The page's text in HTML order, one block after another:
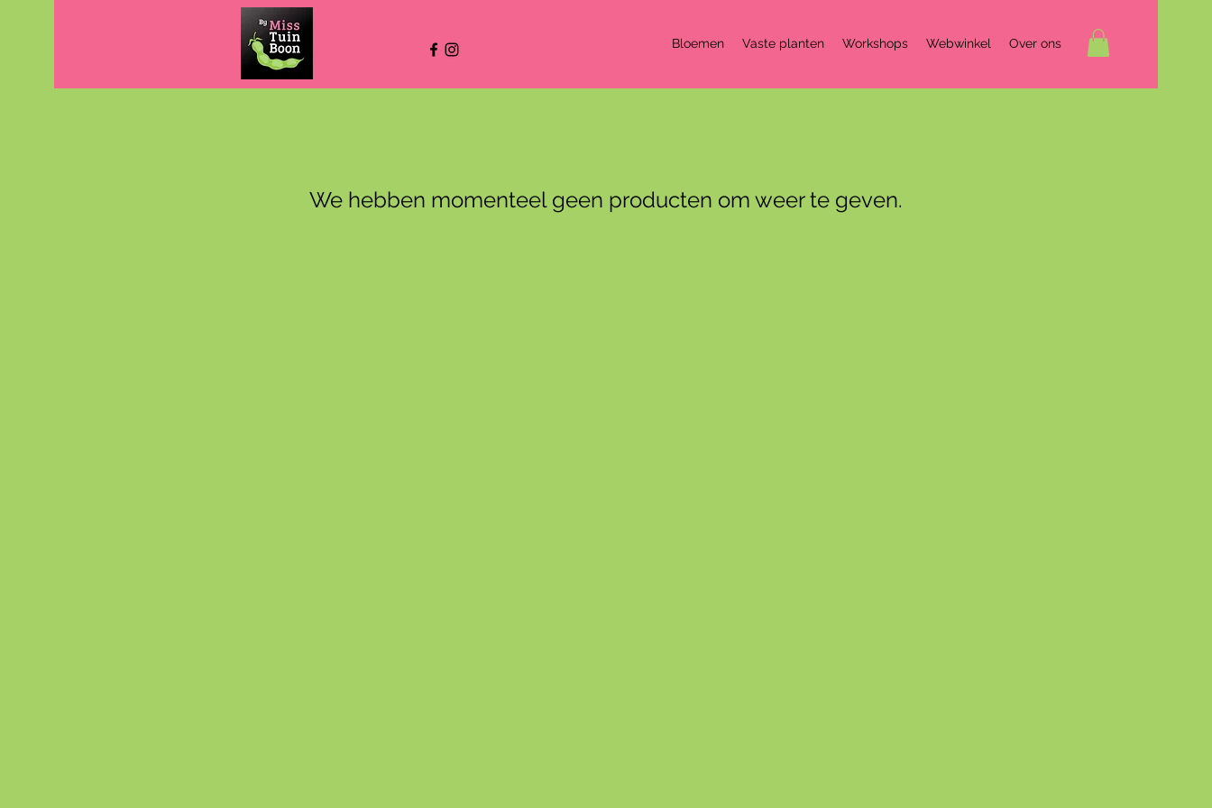
Bloemen Vaste planten Workshops Webwinkel Over ons
We hebben momenteel geen producten om weer te geven.